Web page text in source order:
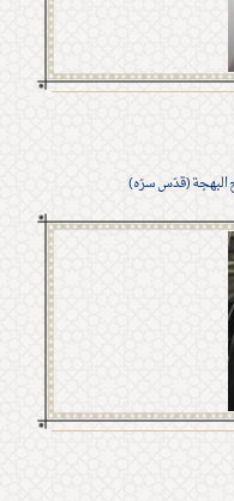
البهجة (قدّس سرّه)